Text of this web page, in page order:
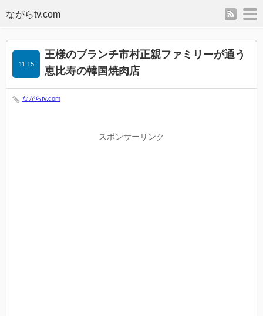
rss
王様のブランチ市村正親ファミリーが通う
恵比寿の韓国焼肉店
11.15
ながらtv.com
スポンサーリンク